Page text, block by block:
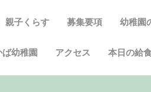
幼稚園
募集要項
子くらす
本日の給
アクセス
幼稚園